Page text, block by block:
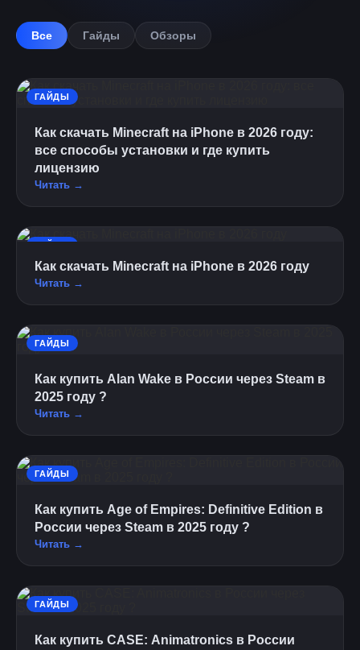
Все Гайды Обзоры
ГАЙДЫ
Как скачать Minecraft на iPhone в 2026 году:
все способы установки и где купить
лицензию
Читать →
ГАЙДЫ
Как скачать Minecraft на iPhone в 2026 году
Читать →
ГАЙДЫ
Как купить Alan Wake в России через Steam в
2025 году ?
Читать →
ГАЙДЫ
Как купить Age of Empires: Definitive Edition в
России через Steam в 2025 году ?
Читать →
ГАЙДЫ
Как купить CASE: Animatronics в России